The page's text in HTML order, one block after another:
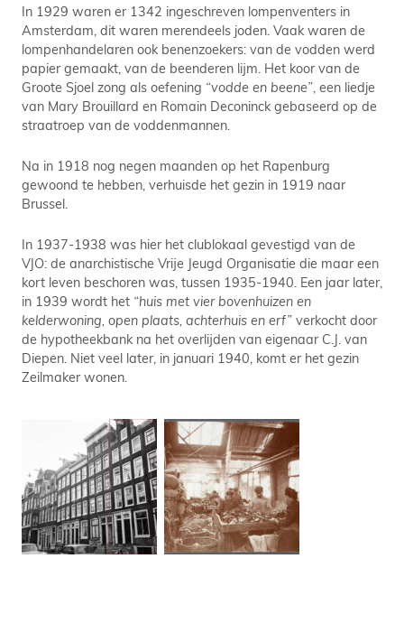
In 1929 waren er 1342 ingeschreven lompenventers in
Amsterdam, dit waren merendeels joden. Vaak waren de
lompenhandelaren ook benenzoekers: van de vodden werd
papier gemaakt, van de beenderen lijm. Het koor van de
Groote Sjoel zong als oefening “vodde en beene” , een liedje
van Mary Brouillard en Romain Deconinck gebaseerd op de
straatroep van de voddenmannen.
Na in 1918 nog negen maanden op het Rapenburg
gewoond te hebben, verhuisde het gezin in 1919 naar
Brussel.
In 1937-1938 was hier het clublokaal gevestigd van de
VJO: de anarchistische Vrije Jeugd Organisatie die maar een
kort leven beschoren was, tussen 1935-1940. Een jaar later,
in 1939 wordt het “huis met vier bovenhuizen en
kelderwoning, open plaats, achterhuis en erf” verkocht door
de hypotheekbank na het overlijden van eigenaar C.J. van
Diepen. Niet veel later, in januari 1940, komt er het gezin
Zeilmaker wonen.